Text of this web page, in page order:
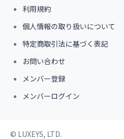
利用規約
個人情報の取り扱いについて
特定商取引法に基づく表記
お問い合わせ
メンバー登録
メンバーログイン
©︎ LUXEYS, LTD.